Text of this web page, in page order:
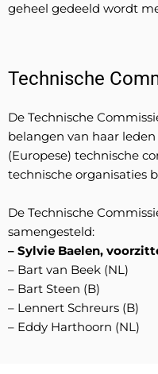
geheel gedeeld wordt
Technische
De Technische
belangen van haar
(Europese) technische
technische organisaties
De Technische
samengesteld:
– Sylvie Baelen,
– Bart van Beek (NL)
– Bart Steen (B)
– Lennert Schreurs (B)
– Eddy Harthoorn (NL)